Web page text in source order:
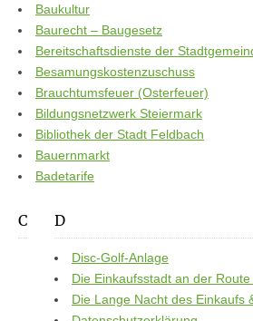
Baukultur
Baurecht – Baugesetz
Bereitschaftsdienste der
Besamungskostenzuschuss
Brauchtumsfeuer (Osterfeuer)
Bildungsnetzwerk Steiermark
Bibliothek der Stadt Feldbach
Bauernmarkt
Badetarife
C D
Disc-Golf-Anlage
Die Einkaufsstadt an der Route
Die Lange Nacht des Einkaufs